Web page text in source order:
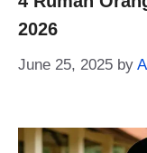
2026
June 25, 2025 by